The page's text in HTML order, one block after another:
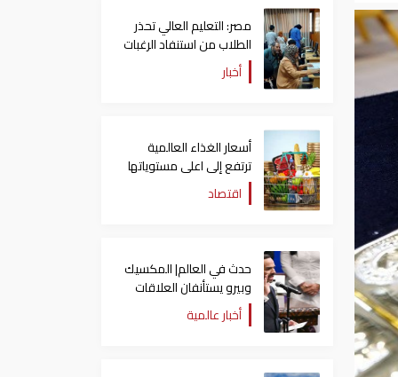
مصر: التعليم العالي تحذر
الطلاب من استنفاد الرغبات
قبل غلق التسجيل
أخبار
أسعار الغذاء العالمية
ترتفع إلى اعلى مستوياتها
منذ 3 سنواتاقتصاد
حدث في العالم| المكسيك
وبيرو يستأنفان العلاقات
وتنصيب رئيسا جديدا
أخبار عالمية